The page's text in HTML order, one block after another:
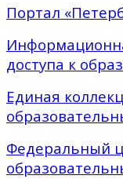
Портал
доступа к
Единая
Федеральный